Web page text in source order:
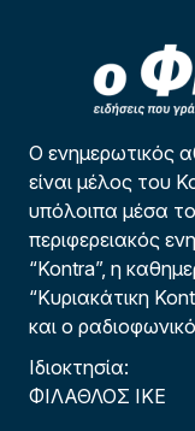
Ο ενημερωτικός
είναι μέλος του
υπόλοιπα μέσα
περιφερειακός
“Kontra”, η
“Κυριακάτικη
και ο
Ιδιοκτησία:
ΦΙΛΑΘΛΟΣ ΙΚΕ